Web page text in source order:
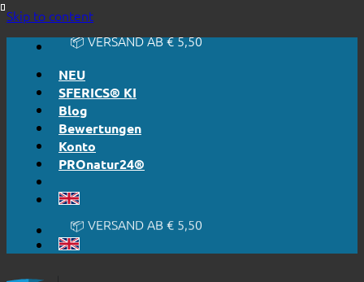
Skip to content🔆 EHRLICH. TRANSPARENT.
📦 VERSAND AB € 5,50
NEU
SFERICS® KI
Blog
Bewertungen
Konto
PROnatur24®
🔆 EINFACH. FUNKTIONIERT.
🔆 EHRLICH. TRANSPARENT.
🔖 KAUF AUF RECHNUNG